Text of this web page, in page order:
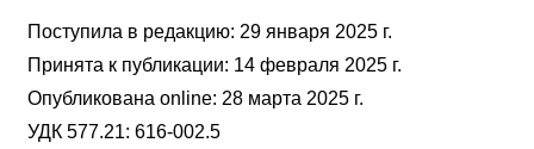
Поступила в редакцию: 29 января 2025 г.
Принята к публикации: 14 февраля 2025 г.
Опубликована online: 28 марта 2025 г.
УДК 577.21: 616-002.5